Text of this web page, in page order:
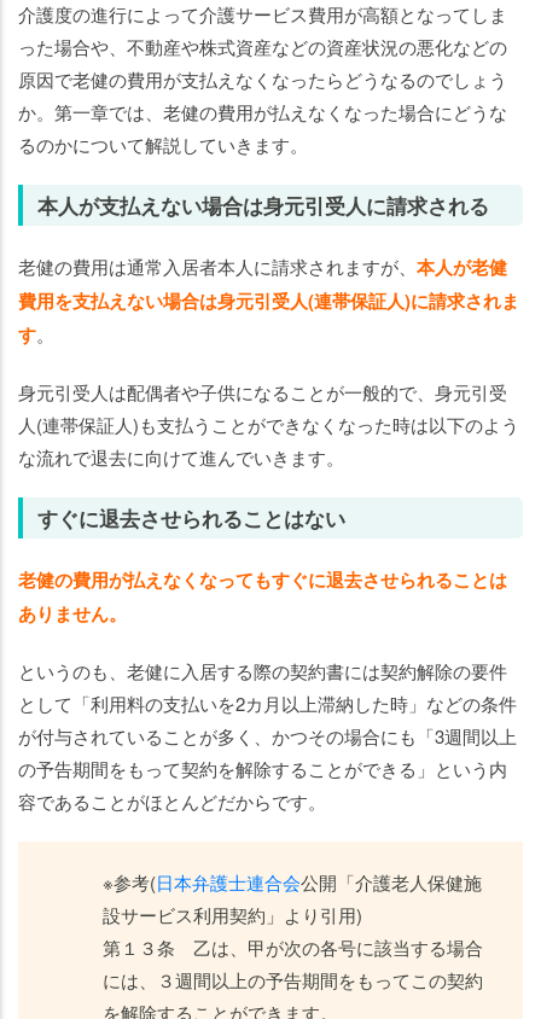
健
の
費
用
が
払
え
な
な
る
資
金
計
を
立
て
よ
う
介護度の進行によって介護サービス費用が高額となってしま
った場合や、不動産や株式資産などの資産状況の悪化などの
原因で老健の費用が支払えなくなったらどうなるのでしょう
か。第一章では、老健の費用が払えなくなった場合にどうな
るのかについて解説していきます。
本人が支払えない場合は身元引受人に請求される
老健の費用は通常入居者本人に請求されますが、 本人が老健
費用を支払えない場合は身元引受人(連帯保証人)に請求されま
す。
身元引受人は配偶者や子供になることが一般的で、身元引受
人(連帯保証人)も支払うことができなくなった時は以下のよう
な流れで退去に向けて進んでいきます。
すぐに退去させられることはない
老健の費用が払えなくなってもすぐに退去させられることは
ありません。
というのも、老健に入居する際の契約書には契約解除の要件
として「利用料の支払いを2カ月以上滞納した時」などの条件
が付与されていることが多く、かつその場合にも「3週間以上
の予告期間をもって契約を解除することができる」という内
容であることがほとんどだからです。
※参考(日本弁護士連合会公開「介護老人保健施
設サービス利用契約」より引用)
第１３条 乙は、甲が次の各号に該当する場合
には、３週間以上の予告期間をもってこの契約
を解除することができます。